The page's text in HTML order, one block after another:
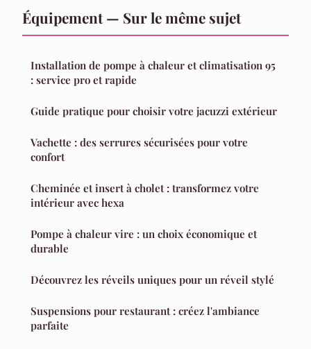
Équipement — Sur le même sujet
Installation de pompe à chaleur et climatisation 95
: service pro et rapide
Guide pratique pour choisir votre jacuzzi extérieur
Vachette : des serrures sécurisées pour votre
confort
Cheminée et insert à cholet : transformez votre
intérieur avec hexa
Pompe à chaleur vire : un choix économique et
durable
Découvrez les réveils uniques pour un réveil stylé
Suspensions pour restaurant : créez l'ambiance
parfaite